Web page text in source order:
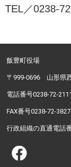
TEL／0238-
飯豊町役場
〒999-0696 山形県
電話番号0238-72-
FAX番号0238-72-3827
行政組織の直通電話